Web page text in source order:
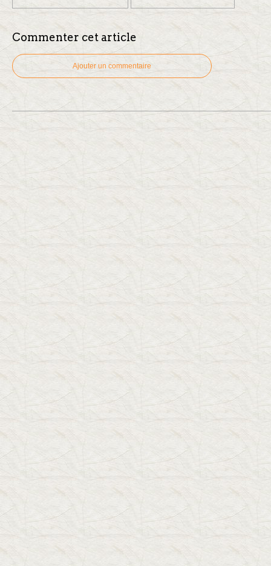
Commenter cet article
Ajouter un commentaire